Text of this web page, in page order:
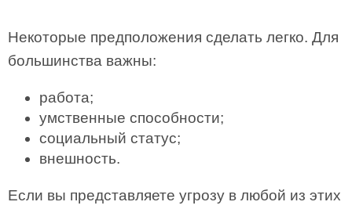
Некоторые предположения сделать легко. Для
большинства важны:
работа;
умственные способности;
социальный статус;
внешность.
Если вы представляете угрозу в любой из этих